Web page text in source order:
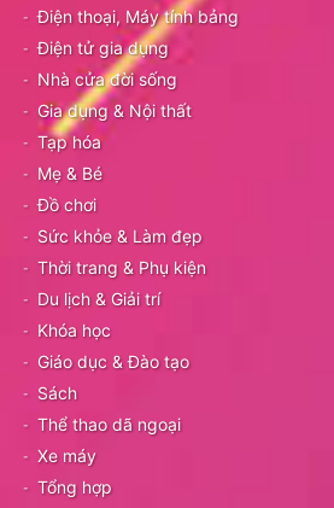
Điện thoại, Máy tính bảng
Điện tử gia dụng
Nhà cửa đời sống
Gia dụng & Nội thất
Tạp hóa
Mẹ & Bé
Đồ chơi
Sức khỏe & Làm đẹp
Thời trang & Phụ kiện
Du lịch & Giải trí
Khóa học
Giáo dục & Đào tạo
Sách
Thể thao dã ngoại
Xe máy
Tổng hợp